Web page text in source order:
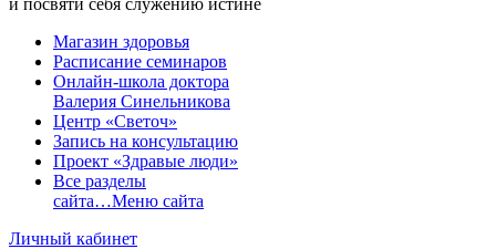
и посвяти себя служению истине
Магазин здоровья
Расписание семинаров
Онлайн-школа доктора
Валерия Синельникова
Центр «Светоч»
Запись на консультацию
Проект «Здравые люди»
Все разделы
сайта…Меню сайта
Личный кабинет